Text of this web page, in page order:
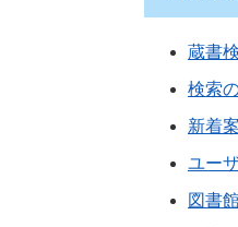
蔵書
検索
新着
ユー
図書